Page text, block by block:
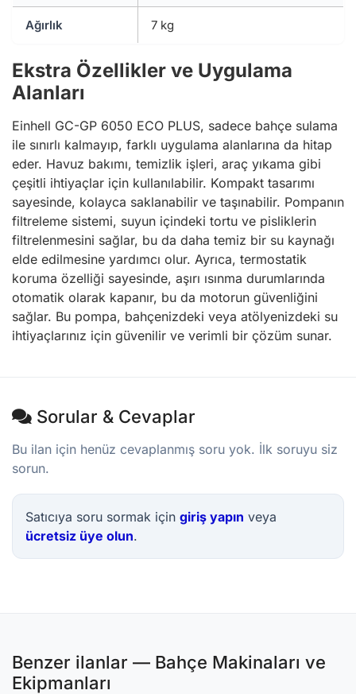
Ağırlık 7 kg
Ekstra Özellikler ve Uygulama
Alanları
Einhell GC-GP 6050 ECO PLUS, sadece bahçe sulama
ile sınırlı kalmayıp, farklı uygulama alanlarına da hitap
eder. Havuz bakımı, temizlik işleri, araç yıkama gibi
çeşitli ihtiyaçlar için kullanılabilir. Kompakt tasarımı
sayesinde, kolayca saklanabilir ve taşınabilir. Pompanın
filtreleme sistemi, suyun içindeki tortu ve pisliklerin
filtrelenmesini sağlar, bu da daha temiz bir su kaynağı
elde edilmesine yardımcı olur. Ayrıca, termostatik
koruma özelliği sayesinde, aşırı ısınma durumlarında
otomatik olarak kapanır, bu da motorun güvenliğini
sağlar. Bu pompa, bahçenizdeki veya atölyenizdeki su
ihtiyaçlarınız için güvenilir ve verimli bir çözüm sunar.
Sorular & Cevaplar
Bu ilan için henüz cevaplanmış soru yok. İlk soruyu siz
sorun.
Satıcıya soru sormak için giriş yapın veya
ücretsiz üye olun.
Benzer ilanlar — Bahçe Makinaları ve
Ekipmanları